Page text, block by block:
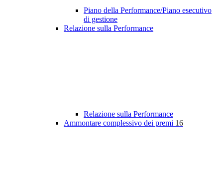
Piano della Performance/Piano esecutivo
di gestione
Relazione sulla Performance
Relazione sulla Performance
Ammontare complessivo dei premi 16